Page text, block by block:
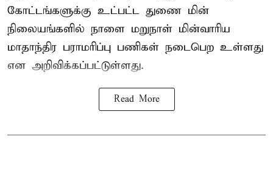
கோட்டங்களுக்கு உட்பட்ட துணை மின்
நிலையங்களில் நாளை மறுநாள் மின்வாரிய
மாதாந்திர பராமரிப்பு பணிகள் நடைபெற உள்ளது
என அறிவிக்கப்பட்டுள்ளது.
Read More